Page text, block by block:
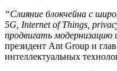
“Слияние блокчейна с
5G, Internet of Things,
продвигать модернизацию
президент Ant Group и
интеллектуальных